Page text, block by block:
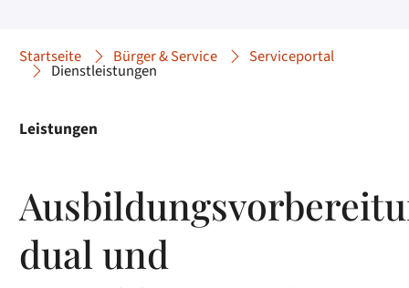
Startseite Bürger & Service Serviceportal
Dienstleistungen
Leistungen
dual und